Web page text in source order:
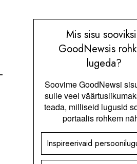
Mis sisu
GoodNewsis
lugeda?
Soovime GoodNewsi
sulle veel
teada, milliseid lugusid
portaalis rohkem
Inspireerivaid